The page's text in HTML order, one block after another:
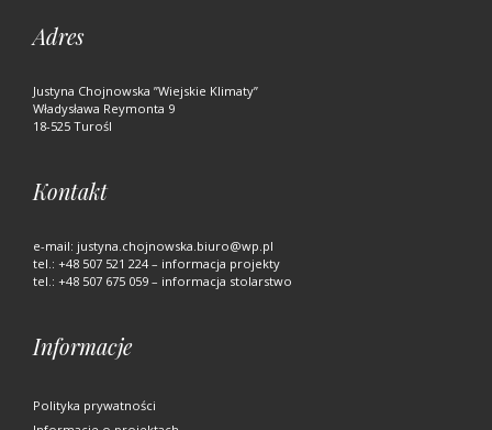
Adres
Justyna Chojnowska ”Wiejskie Klimaty”
Władysława Reymonta 9
18-525 Turośl
Kontakt
e-mail: justyna.chojnowska.biuro@wp.pl
tel.: +48 507 521 224– informacja projekty
tel.: +48 507 675 059 – informacja stolarstwo
Informacje
Polityka prywatności